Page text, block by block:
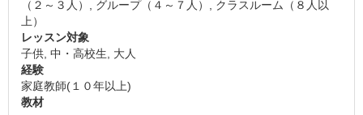
（２～３人）, グループ（４～７人）, クラスルーム（８人以
上）
レッスン対象
子供, 中・高校生, 大人
経験
家庭教師(１０年以上)
教材